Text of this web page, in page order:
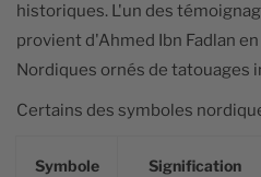
historiques. L'un des
provient d'Ahmed Ibn Fadlan
Nordiques ornés de tatouages
Certains des symboles
Symbole Signification